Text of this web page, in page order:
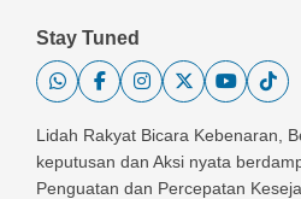
Stay Tuned
Lidah Rakyat Bicara Kebenaran,
keputusan dan Aksi nyata
Penguatan dan Percepatan